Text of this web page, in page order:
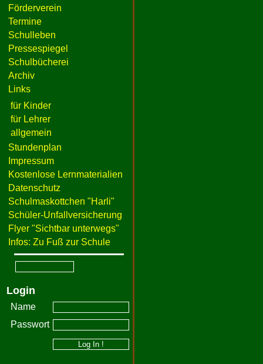
Förderverein
Termine
Schulleben
Pressespiegel
Schulbücherei
Archiv
Links
für Kinder
für Lehrer
allgemein
Stundenplan
Impressum
Kostenlose Lernmaterialien
Datenschutz
Schulmaskottchen "Harli"
Schüler-Unfallversicherung
Flyer "Sichtbar unterwegs"
Infos: Zu Fuß zur Schule
Login
Name
Passwort